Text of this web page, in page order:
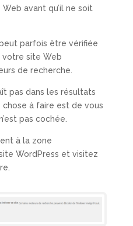
avant qu’il ne soit
parfois être vérifiée
site Web
de recherche.
pas dans les résultats
à faire est de vous
pas cochée.
à la zone
WordPress et visitez